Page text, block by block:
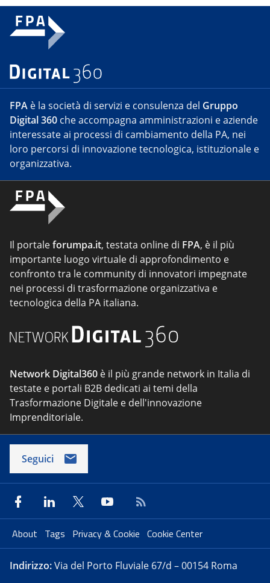
FPA è la società di servizi e consulenza del Gruppo
Digital 360 che accompagna amministrazioni e aziende
interessate ai processi di cambiamento della PA, nei
loro percorsi di innovazione tecnologica, istituzionale e
organizzativa.
Il portaleforumpa.it, testata online di FPA, è il più
importante luogo virtuale di approfondimento e
confronto tra le community di innovatori impegnate
nei processi di trasformazione organizzativa e
tecnologica della PA italiana.
Network Digital360 è il più grande network in Italia di
testate e portali B2B dedicati ai temi della
Trasformazione Digitale e dell'innovazione
Imprenditoriale.
Seguici
About Tags Privacy & Cookie Cookie Center
Indirizzo:Via del Porto Fluviale 67/d – 00154 Roma